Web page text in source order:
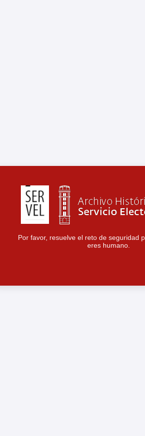
Por favor, resuelve el reto de seguridad
eres humano.